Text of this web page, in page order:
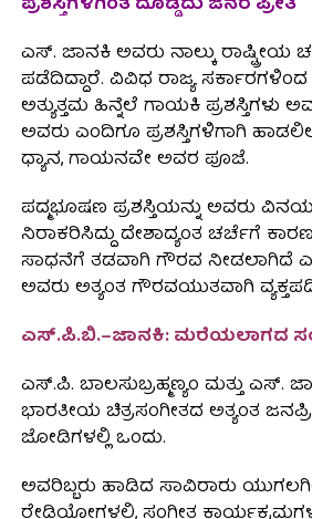
ಎಸ್. ಜಾನಕಿ ಅವರು ನಾಲ್ಕು ರಾಷ್ಟ್ರೀಯ
ಪಡೆದಿದ್ದಾರೆ. ವಿವಿಧ ರಾಜ್ಯ
ಅತ್ಯುತ್ತಮ ಹಿನ್ನೆಲೆ ಗಾಯಕಿ ಪ್ರಶಸ್ತಿಗಳು
ಅವರು ಎಂದಿಗೂ ಪ್ರಶಸ್ತಿಗಳಿಗಾಗಿ
ಧ್ಯಾನ, ಗಾಯನವೇ ಅವರ ಪೂಜೆ.
ಪದ್ಮಭೂಷಣ ಪ್ರಶಸ್ತಿಯನ್ನು ಅವರು
ನಿರಾಕರಿಸಿದ್ದು ದೇಶಾದ್ಯಂತ ಚರ್ಚೆಗೆ
ಸಾಧನೆಗೆ ತಡವಾಗಿ ಗೌರವ ನೀಡಲಾಗಿದೆ
ಅವರು ಅತ್ಯಂತ ಗೌರವಯುತವಾಗಿ
ಎಸ್.ಪಿ.ಬಿ.–ಜಾನಕಿ: ಮರೆಯಲಾಗದ
ಎಸ್.ಪಿ. ಬಾಲಸುಬ್ರಹ್ಮಣ್ಯಂ ಮತ್ತು
ಭಾರತೀಯ ಚಿತ್ರಸಂಗೀತದ ಅತ್ಯಂತ
ಜೋಡಿಗಳಲ್ಲಿ ಒಂದು.
ಅವರಿಬ್ಬರು ಹಾಡಿದ ಸಾವಿರಾರು